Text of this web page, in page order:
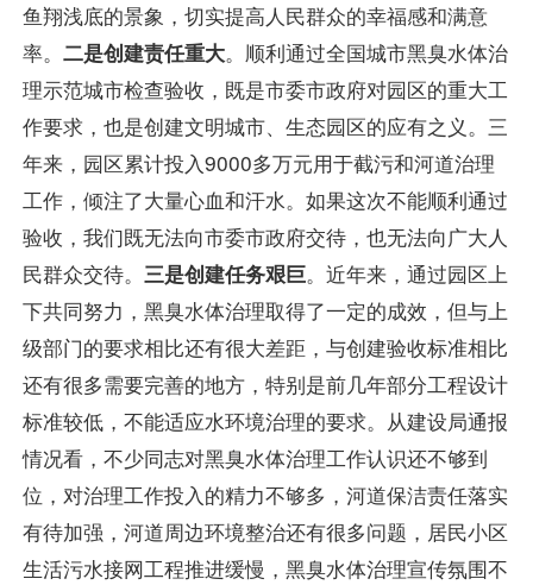
鱼翔浅底的景象，切实提高人民群众的幸福感和满意
率。 二是创建责任重大。顺利通过全国城市黑臭水体治
理示范城市检查验收，既是市委市政府对园区的重大工
作要求，也是创建文明城市、生态园区的应有之义。三
年来，园区累计投入9000多万元用于截污和河道治理
工作，倾注了大量心血和汗水。如果这次不能顺利通过
验收，我们既无法向市委市政府交待，也无法向广大人
民群众交待。 三是创建任务艰巨。近年来，通过园区上
下共同努力，黑臭水体治理取得了一定的成效，但与上
级部门的要求相比还有很大差距，与创建验收标准相比
还有很多需要完善的地方，特别是前几年部分工程设计
标准较低，不能适应水环境治理的要求。从建设局通报
情况看，不少同志对黑臭水体治理工作认识还不够到
位，对治理工作投入的精力不够多，河道保洁责任落实
有待加强，河道周边环境整治还有很多问题，居民小区
生活污水接网工程推进缓慢，黑臭水体治理宣传氛围不